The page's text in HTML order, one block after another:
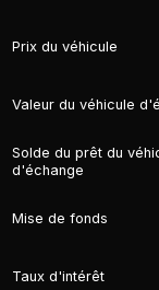
Prix du véhicule
Valeur du véhicule
Solde du prêt du
d'échange
Mise de fonds
Taux d'intérêt